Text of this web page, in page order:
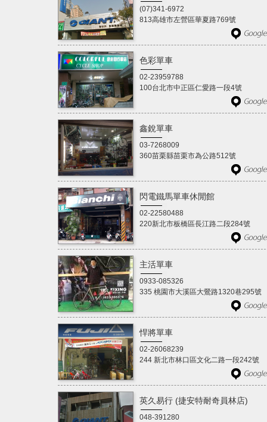
(07)341-6972
813高雄市左營區華夏路769號
色彩單車
02-23959788
100台北市中正區仁愛路一段4號
鑫銳單車
03-7268009
360苗栗縣苗栗市為公路512號
閃電鐵馬單車休閒館
02-22580488
220新北市板橋區長江路二段284號
主活單車
0933-085326
335 桃園市大溪區大鶯路1320巷295號
悍將單車
02-26068239
244 新北市林口區文化二路一段242號
英久易行 (捷安特耐奇員林店)
048-391280